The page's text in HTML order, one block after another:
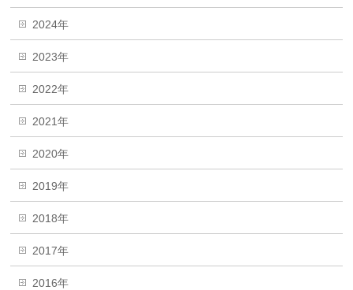
2024年
2023年
2022年
2021年
2020年
2019年
2018年
2017年
2016年